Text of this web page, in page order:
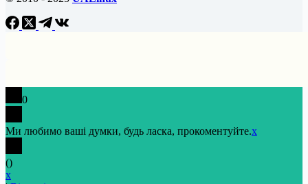
0
Ми любимо ваші думки, будь ласка, прокоментуйте.x
()
x